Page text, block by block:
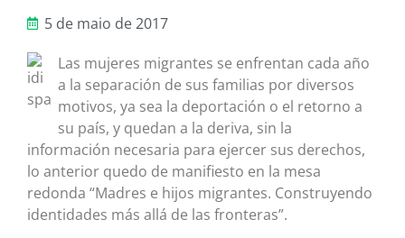
5 de maio de 2017
Las mujeres migrantes se enfrentan cada año
a la separación de sus familias por diversos
motivos, ya sea la deportación o el retorno a
su país, y quedan a la deriva, sin la
información necesaria para ejercer sus derechos,
lo anterior quedo de manifiesto en la mesa
redonda “Madres e hijos migrantes. Construyendo
identidades más allá de las fronteras”.